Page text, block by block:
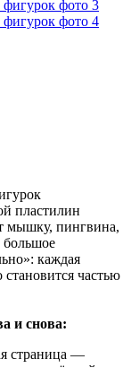
пластилин
мышку, пингвина,
большое
каждая
становится частью
и снова:
страница —